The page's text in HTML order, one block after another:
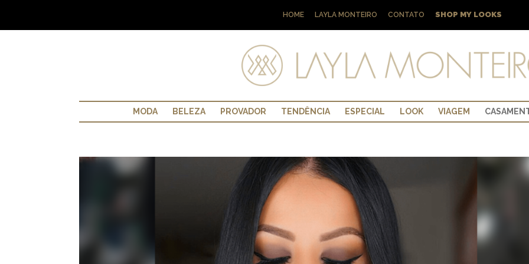
HOME LAYLA MONTEIRO CONTATO SHOP MY LOOKS
MODA BELEZA PROVADOR TENDÊNCIA ESPECIAL LOOK VIAGEM